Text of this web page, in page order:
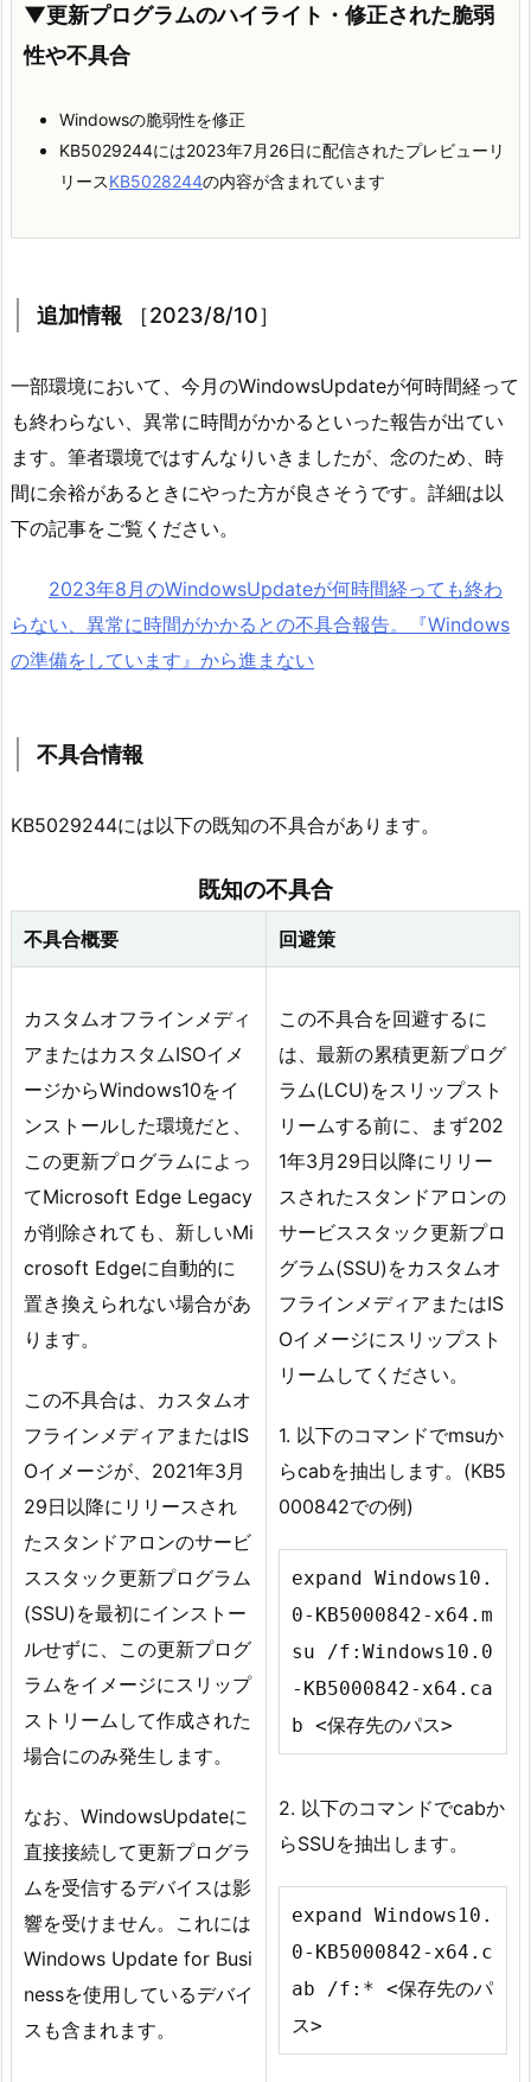
▼更新プログラムのハイライト・修正された脆弱
性や不具合
Windowsの脆弱性を修正
KB5029244には2023年7月26日に配信されたプレビューリ
リースKB5028244の内容が含まれています
追加情報 ［2023/8/10］
一部環境において、今月のWindowsUpdateが何時間経って
も終わらない、異常に時間がかかるといった報告が出てい
ます。筆者環境ではすんなりいきましたが、念のため、時
間に余裕があるときにやった方が良さそうです。詳細は以
下の記事をご覧ください。
2023年8月のWindowsUpdateが何時間経っても終わ
らない、異常に時間がかかるとの不具合報告。『Windows
の準備をしています』から進まない
不具合情報
KB5029244には以下の既知の不具合があります。
既知の不具合
不具合概要 回避策
カスタムオフラインメディ
アまたはカスタムISOイメ
ージからWindows10をイ
ンストールした環境だと、
この更新プログラムによっ
てMicrosoft Edge Legacy
が削除されても、新しいMi
crosoft Edgeに自動的に
置き換えられない場合があ
ります。
この不具合は、カスタムオ
フラインメディアまたはIS
Oイメージが、2021年3月
29日以降にリリースされ
たスタンドアロンのサービ
ススタック更新プログラム
(SSU)を最初にインストー
ルせずに、この更新プログ
ラムをイメージにスリップ
ストリームして作成された
場合にのみ発生します。
なお、WindowsUpdateに
直接接続して更新プログラ
ムを受信するデバイスは影
響を受けません。これには
Windows Update for Busi
nessを使用しているデバイ
スも含まれます。
この不具合を回避するに
は、最新の累積更新プログ
ラム(LCU)をスリップスト
リームする前に、まず202
1年3月29日以降にリリー
スされたスタンドアロンの
サービススタック更新プロ
グラム(SSU)をカスタムオ
フラインメディアまたはIS
Oイメージにスリップスト
リームしてください。
1. 以下のコマンドでmsuか
らcabを抽出します。(KB5
000842での例)
expand Windows10.
0-KB5000842-x64.m
su /f:Windows10.0
-KB5000842-x64.ca
b <保存先のパス>
2. 以下のコマンドでcabか
らSSUを抽出します。
expand Windows10.
0-KB5000842-x64.c
ab /f:* <保存先のパ
ス>